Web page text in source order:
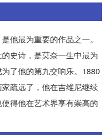
他最为重要的作品之一。
史诗，是莫奈一生中最为
了他的第九交响乐。1880
疏远了，他在吉维尼继续
得他在艺术界享有崇高的